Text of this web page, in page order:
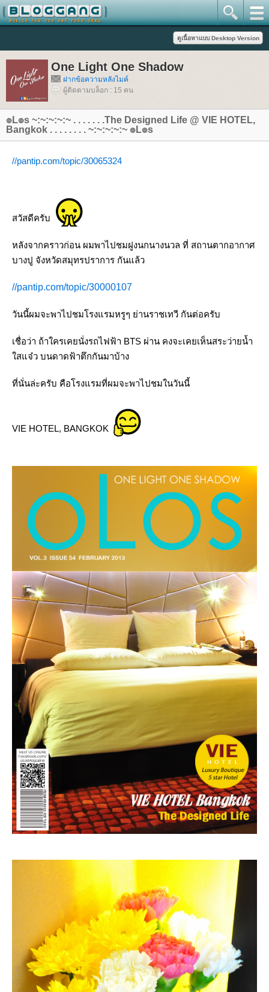
One Light One Shadow
ฝากข้อความหลังไมค์
ผู้ติดตามบล็อก : 15 คน
๏L๏s ~:~:~:~:~ . . . . . . .The Designed Life @ VIE HOTEL,
Bangkok . . . . . . . . ~:~:~:~:~ ๏L๏s
//pantip.com/topic/30065324
สวัสดีครับ
หลังจากคราวก่อน ผมพาไปชมฝูงนกนางนวล ที่ สถานตากอากาศ
บางปู จังหวัดสมุทรปราการ กันแล้ว
//pantip.com/topic/30000107
วันนี้ผมจะพาไปชมโรงแรมหรูๆ ย่านราชเทวี กันต่อครับ
เชื่อว่า ถ้าใครเคยนั่งรถไฟฟ้า BTS ผ่าน คงจะเคยเห็นสระว่ายน้ำ
สแจ๋ว บนดาดฟ้าตึกกันมาบ้าง
ที่นั่นล่ะครับ คือโรงแรมที่ผมจะพาไปชมในวันนี้
VIE HOTEL, BANGKOK